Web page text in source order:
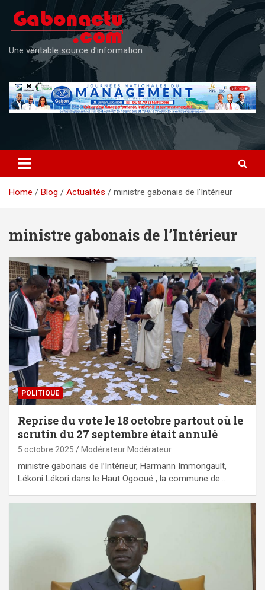
content
Une véritable source d'information
Home Blog Actualités ministre gabonais de l’Intérieur
ministre gabonais de l’Intérieur
POLITIQUE
Reprise du vote le 18 octobre partout où le
scrutin du 27 septembre était annulé
5 octobre 2025 Modérateur Modérateur
ministre gabonais de l’Intérieur, Harmann Immongault,
Lékoni Lékori dans le Haut Ogooué , la commune de…